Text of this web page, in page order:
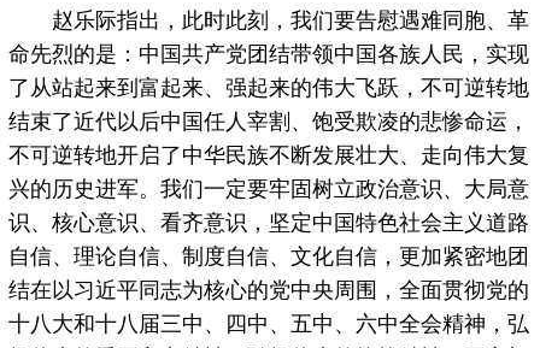
赵乐际指出，此时此刻，我们要告慰遇难同胞、革
命先烈的是：中国共产党团结带领中国各族人民，实现
了从站起来到富起来、强起来的伟大飞跃，不可逆转地
结束了近代以后中国任人宰割、饱受欺凌的悲惨命运，
不可逆转地开启了中华民族不断发展壮大、走向伟大复
兴的历史进军。我们一定要牢固树立政治意识、大局意
识、核心意识、看齐意识，坚定中国特色社会主义道路
自信、理论自信、制度自信、文化自信，更加紧密地团
结在以习近平同志为核心的党中央周围，全面贯彻党的
十八大和十八届三中、四中、五中、六中全会精神，弘